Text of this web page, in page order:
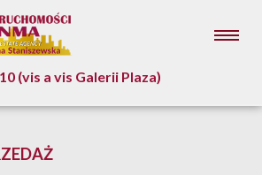
(vis a vis Galerii Plaza)